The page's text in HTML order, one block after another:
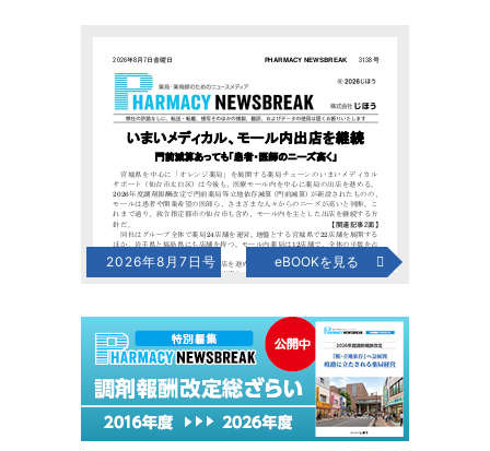
2026年8月7日号 eBOOKを見る